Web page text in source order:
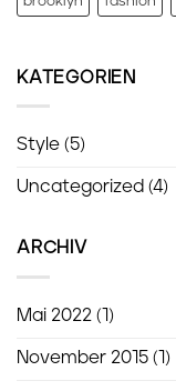
KATEGORIEN
Style (5)
Uncategorized (4)
ARCHIV
Mai 2022 (1)
November 2015 (1)